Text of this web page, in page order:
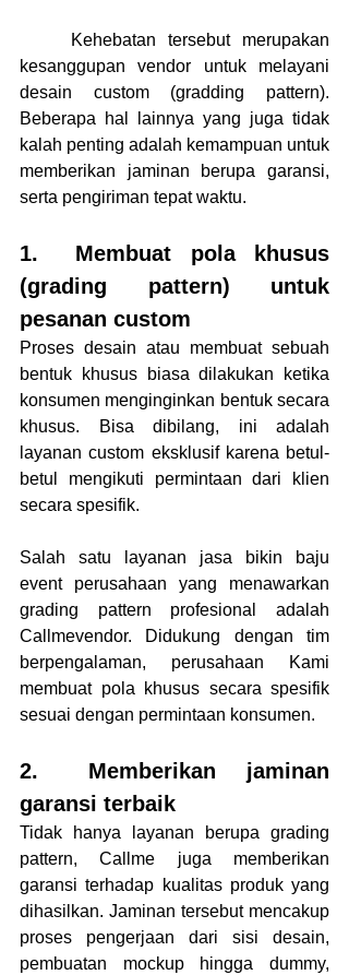
kesanggupan vendor untuk melayani
desain custom (gradding pattern).
Beberapa hal lainnya yang juga tidak
kalah penting adalah kemampuan untuk
memberikan jaminan berupa garansi,
serta pengiriman tepat waktu.
1.	Membuat pola khusus
(grading pattern) untuk
pesanan custom
Proses desain atau membuat sebuah
bentuk khusus biasa dilakukan ketika
konsumen menginginkan bentuk secara
khusus. Bisa dibilang, ini adalah
layanan custom eksklusif karena betul-
betul mengikuti permintaan dari klien
secara spesifik.
Salah satu layanan jasa bikin baju
event perusahaan yang menawarkan
grading pattern profesional adalah
Callmevendor. Didukung dengan tim
berpengalaman, perusahaan Kami
membuat pola khusus secara spesifik
sesuai dengan permintaan konsumen.
2.	Memberikan jaminan
garansi terbaik
Tidak hanya layanan berupa grading
pattern, Callme juga memberikan
garansi terhadap kualitas produk yang
dihasilkan. Jaminan tersebut mencakup
proses pengerjaan dari sisi desain,
pembuatan mockup hingga dummy,